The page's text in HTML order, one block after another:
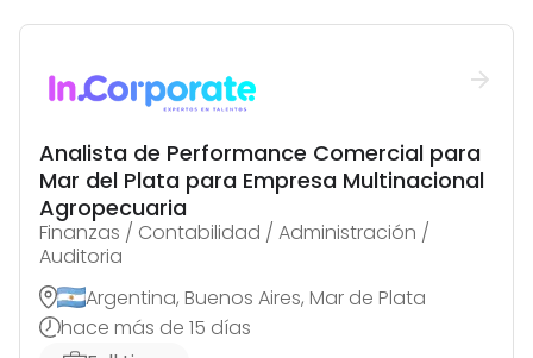
Analista de Performance Comercial para
Mar del Plata para Empresa Multinacional
Agropecuaria
Finanzas / Contabilidad / Administración /
Auditoria
Argentina, Buenos Aires, Mar de Plata
hace más de 15 días